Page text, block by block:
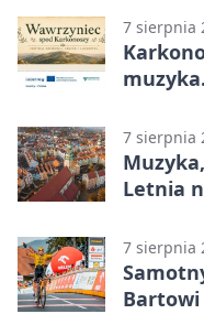
7 sierpnia
7 sierpnia
Letnia
7 sierpnia
Bartowi